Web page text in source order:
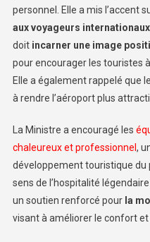
personnel. Elle a mis l’accent
aux voyageurs internationaux
doit incarner une image
pour encourager les touristes
Elle a également rappelé que
à rendre l’aéroport plus
La Ministre a encouragé les
chaleureux et professionnel ,
développement touristique du
sens de l’hospitalité
un soutien renforcé pour la
visant à améliorer le confort